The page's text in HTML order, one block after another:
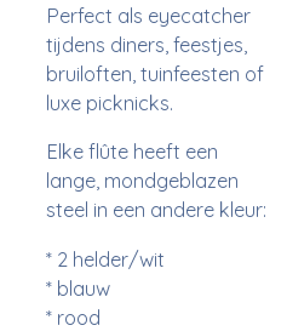
Perfect als eyecatcher
tijdens diners, feestjes,
bruiloften, tuinfeesten of
luxe picknicks.
Elke flûte heeft een
lange, mondgeblazen
steel in een andere kleur:
* 2 helder/wit
* blauw
* rood